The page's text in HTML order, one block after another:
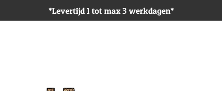
*Levertijd 1 tot max 3 werkdagen*